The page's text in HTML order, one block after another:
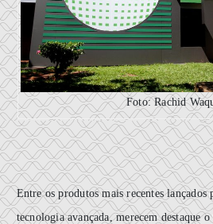
Foto: Rachid
Entre os produtos mais recentes
tecnologia avançada, merecem destaque